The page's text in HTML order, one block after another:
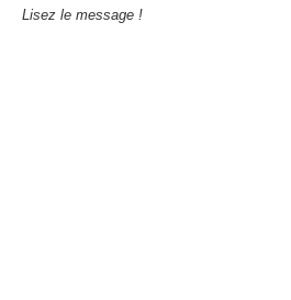
Lisez le message !